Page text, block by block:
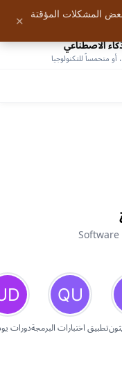
الاصطناعي
متحمساً للتكنولوجيا
تطبيق اختبارات البرمجةدورات
المشكلات المؤقتة
✕